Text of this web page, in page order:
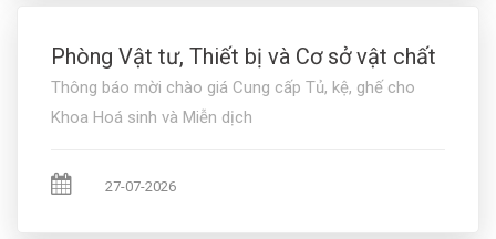
Phòng Vật tư, Thiết bị và Cơ sở vật chất
Thông báo mời chào giá Cung cấp Tủ, kệ, ghế cho
Khoa Hoá sinh và Miễn dịch
27-07-2026